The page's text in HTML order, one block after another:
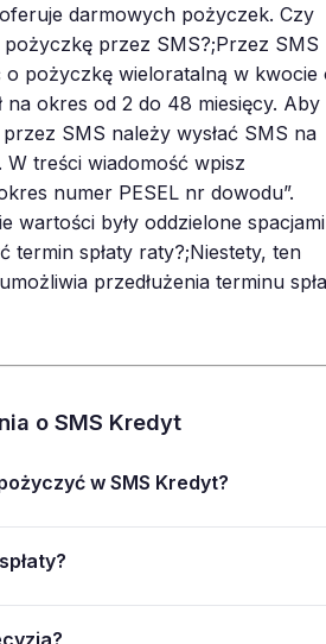
darmowych pożyczek. Czy
przez SMS?;Przez SMS
o pożyczkę wieloratalną w kwocie
na okres od 2 do 48 miesięcy. Aby
SMS należy wysłać SMS na
treści wiadomość wpisz
numer PESEL nr dowodu”.
wartości były oddzielone
termin spłaty raty?;Niestety, ten
przedłużenia terminu
o SMS Kredyt
w SMS Kredyt?